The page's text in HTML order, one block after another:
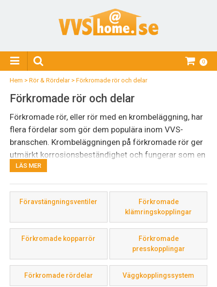
0
Hem > Rör & Rördelar> Förkromade rör och delar
Förkromade rör och delar
Förkromade rör, eller rör med en krombeläggning, har
flera fördelar som gör dem populära inom VVS-
branschen. Krombeläggningen på förkromade rör ger
utmärkt korrosionsbeständighet och fungerar som en
skyddsbarriär som förhindrar att vattnet eller andra
underliggande rörmaterialet, vilket minskar risken för
korrosion och rostbildning.
Vi hjälper dig hitta förkromade kopparrör till badrum,
kök eller tvättstuga! Kontakta oss om du inte hittar
LÄS MER
Föravstängningsventiler
Förkromade
klämringskopplingar
Förkromade kopparrör
Förkromade
presskopplingar
Förkromade rördelar Väggkopplingssystem